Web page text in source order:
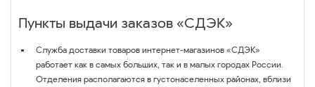
Пункты выдачи заказов «СДЭК»
Служба доставки товаров интернет-магазинов «СДЭК»
работает как в самых больших, так и в малых городах России.
Отделения располагаются в густонаселенных районах, вблизи